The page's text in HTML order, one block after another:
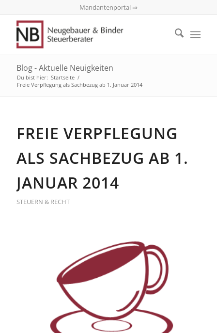
Mandantenportal ⇒
Blog - Aktuelle Neuigkeiten
Du bist hier: Startseite /
Freie Verpflegung als Sachbezug ab 1. Januar 2014
FREIE VERPFLEGUNG
ALS SACHBEZUG AB 1.
JANUAR 2014
STEUERN & RECHT